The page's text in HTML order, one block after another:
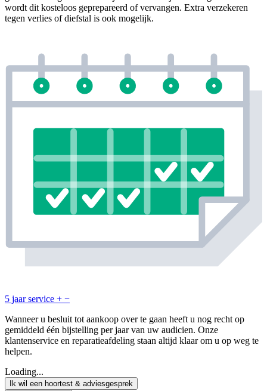
wordt dit kosteloos geprepareerd of vervangen. Extra verzekeren
tegen verlies of diefstal is ook mogelijk.
5 jaar service + −
Wanneer u besluit tot aankoop over te gaan heeft u nog recht op
gemiddeld één bijstelling per jaar van uw audicien. Onze
klantenservice en reparatieafdeling staan altijd klaar om u op weg te
helpen.
Loading...
Ik wil een hoortest & adviesgesprek